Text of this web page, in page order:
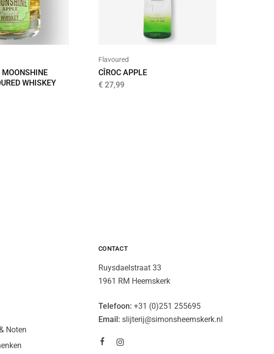
MOONSHINE
WHISKEY
Flavoured
CÎROC APPLE
€ 27,99
Noten
CONTACT
Ruysdaelstraat 33
1961 RM Heemskerk
Telefoon: +31 (0)251 255695
Email: slijterij@simonsheemskerk.nl